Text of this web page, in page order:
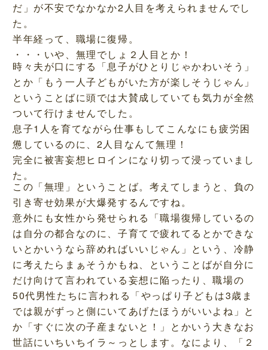
だ」が不安でなかなか2人目を考えられませんでし
た。
半年経って、職場に復帰。
・・・いや、無理でしょ２人目とか！
時々夫が口にする「息子がひとりじゃかわいそう」
とか「もう一人子どもがいた方が楽しそうじゃん」
ということばに頭では大賛成していても気力が全然
ついて行けませんでした。
息子1人を育てながら仕事もしてこんなにも疲労困
憊しているのに、2人目なんて無理！
完全に被害妄想ヒロインになり切って浸っていまし
た。
この「無理」ということば。考えてしまうと、負の
引き寄せ効果が大爆発するんですね。
意外にも女性から発せられる「職場復帰しているの
は自分の都合なのに、子育てで疲れてるとかできな
いとかいうなら辞めればいいじゃん」という、冷静
に考えたらまぁそうかもね、ということばが自分に
だけ向けて言われている妄想に陥ったり、職場の
50代男性たちに言われる「やっぱり子どもは3歳ま
では親がずっと側にいてあげたほうがいいよね」と
か「すぐに次の子産まないと！」とかいう大きなお
世話にいちいちイラ～っとします。なにより、「２